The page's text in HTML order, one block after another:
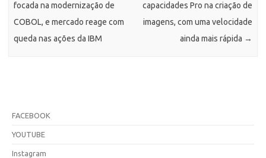
focada na modernização de
COBOL, e mercado reage com
queda nas ações da IBM
capacidades Pro na criação de
imagens, com uma velocidade
ainda mais rápida →
FACEBOOK
YOUTUBE
Instagram